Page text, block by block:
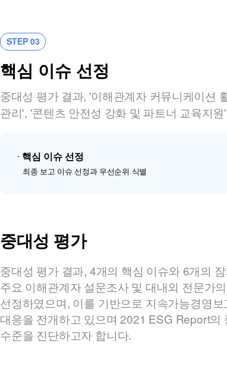
STEP 03
핵심 이슈 선정
중대성 평가 결과, '이해관계자 커뮤니케이션
관리', '콘텐츠 안전성 강화 및 파트너 교육지
핵심 이슈 선정
최종 보고 이슈 선정과 우선순위 식별
중대성 평가
중대성 평가 결과, 4개의 핵심 이슈와 6개의
주요 이해관계자 설문조사 및 대내외 전문가
선정하였으며, 이를 기반으로 지속가능경영
대응을 전개하고 있으며 2021 ESG Report
수준을 진단하고자 합니다.